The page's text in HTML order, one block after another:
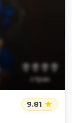
страх
9.81